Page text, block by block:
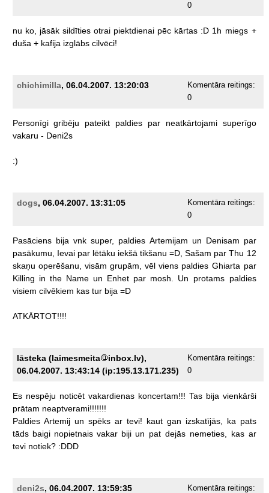
0
nu ko, jāsāk sildīties otrai piektdienai pēc kārtas :D 1h miegs +
duša + kafija izglābs cilvēci!
chichimilla, 06.04.2007. 13:20:03
Komentāra reitings:
0
Personīgi gribēju pateikt paldies par neatkārtojami superīgo
vakaru - Deni2s
:)
dogs, 06.04.2007. 13:31:05
Komentāra reitings:
0
Pasāciens bija vnk super, paldies Artemijam un Denisam par
pasākumu,
Ievai par lētāku iekšā tikšanu =D, Sašam par Thu 12
skaņu operēšanu, visām grupām, vēl viens paldies Ghiarta par
Killing in the Name un Enhet par mosh. Un protams paldies
visiem cilvēkiem kas tur bija =D
ATKĀRTOT!!!!
lāsteka (laimesmeita
inbox.lv),
06.04.2007. 13:43:14 (ip:195.13.171.235)
Komentāra reitings:
0
Es nespēju noticēt vakardienas koncertam!!! Tas bija vienkārši
prātam neaptverami!!!!!!!
Paldies Artemij un spēks ar tevi! kaut gan izskatījās, ka pats
tāds baigi nopietnais vakar biji un pat dejās nemeties, kas ar
tevi notiek? :DDD
deni2s, 06.04.2007. 13:59:35 Komentāra reitings: